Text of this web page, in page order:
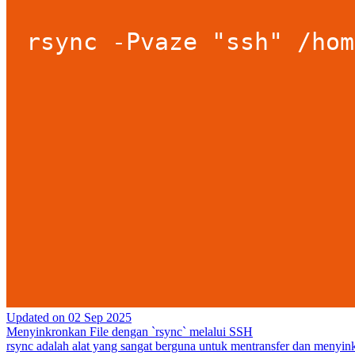
Updated on 02 Sep 2025
Menyinkronkan File dengan `rsync` melalui SSH
rsync adalah alat yang sangat berguna untuk mentransfer dan